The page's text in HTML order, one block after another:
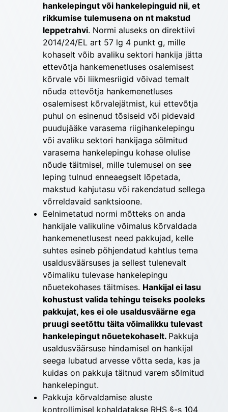
hankelepingut või hankelepinguid nii, et
rikkumise tulemusena on nt makstud
leppetrahvi. Normi aluseks on direktiivi
2014/24/EL art ​​​​​​​57 lg ​​​​​​​4 punkt g, mille
kohaselt võib avaliku sektori hankija jätta
ettevõtja hankemenetluses osalemisest
kõrvale või liikmesriigid võivad temalt
nõuda ettevõtja hankemenetluses
osalemisest kõrvalejätmist, kui ettevõtja
puhul on esinenud tõsiseid või pidevaid
puudujääke varasema riigihankelepingu
või avaliku sektori hankijaga sõlmitud
varasema hankelepingu kohase olulise
nõude täitmisel, mille tulemusel on see
leping tulnud enneaegselt lõpetada,
makstud kahjutasu või rakendatud sellega
võrreldavaid sanktsioone.
Eelnimetatud normi mõtteks on anda
hankijale valikuline võimalus kõrvaldada
hankemenetlusest need pakkujad, kelle
suhtes esineb põhjendatud kahtlus tema
usaldusväärsuses ja sellest tulenevalt
võimaliku tulevase hankelepingu
nõuetekohases täitmises. Hankijal ei lasu
kohustust valida tehingu teiseks pooleks
pakkujat, kes ei ole usaldusväärne ega
pruugi seetõttu täita võimalikku tulevast
hankelepingut nõuetekohaselt. Pakkuja
usaldusväärsuse hindamisel on hankijal
seega lubatud arvesse võtta seda, kas ja
kuidas on pakkuja täitnud varem sõlmitud
hankelepingut.
Pakkuja kõrvaldamise aluste
kontrollimisel kohaldatakse RHS §-s 104